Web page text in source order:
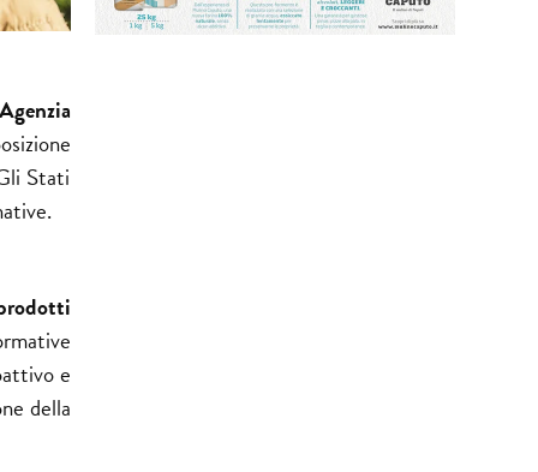
Stati
e
della